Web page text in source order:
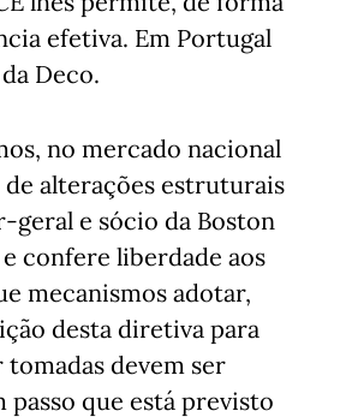
efetiva. Em Portugal
Deco.
no mercado nacional
alterações estruturais
geral e sócio da Boston
confere liberdade aos
mecanismos adotar,
desta diretiva para
devem ser
passo que está previsto